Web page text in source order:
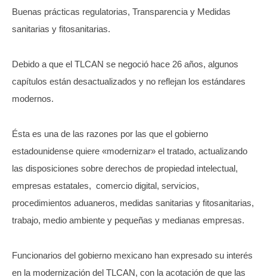
Buenas prácticas regulatorias, Transparencia y Medidas
sanitarias y fitosanitarias.
Debido a que el TLCAN se negoció hace 26 años, algunos
capítulos están desactualizados y no reflejan los estándares
modernos.
Ésta es una de las razones por las que el gobierno
estadounidense quiere «modernizar» el tratado, actualizando
las disposiciones sobre derechos de propiedad intelectual,
empresas estatales, comercio digital, servicios,
procedimientos aduaneros, medidas sanitarias y fitosanitarias,
trabajo, medio ambiente y pequeñas y medianas empresas.
Funcionarios del gobierno mexicano han expresado su interés
en la modernización del TLCAN, con la acotación de que las